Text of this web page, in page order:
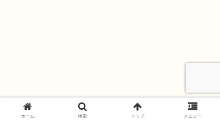
ホーム 検索 トップ メニュー